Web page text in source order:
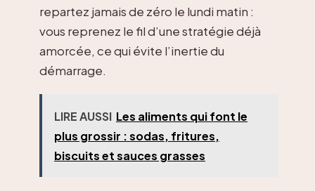
repartez jamais de zéro le lundi matin :
vous reprenez le fil d’une stratégie déjà
amorcée, ce qui évite l’inertie du
démarrage.
LIRE AUSSI Les aliments qui font le
plus grossir : sodas, fritures,
biscuits et sauces grasses